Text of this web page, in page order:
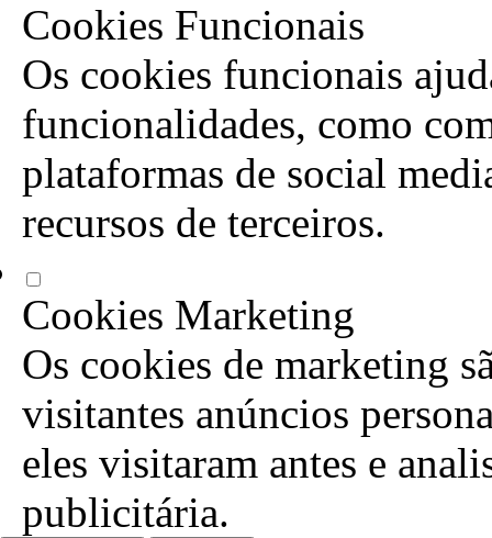
Cookies Funcionais
Os cookies funcionais
funcionalidades, como
plataformas de social
recursos de terceiros.
Cookies Marketing
Os cookies de marketing
visitantes anúncios
eles visitaram antes e
publicitária.